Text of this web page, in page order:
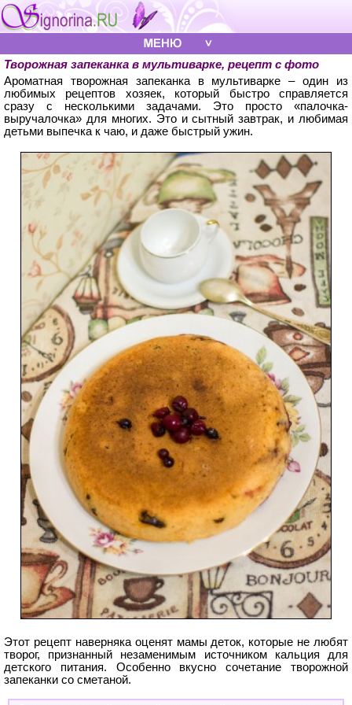
Творожная запеканка в мультиварке, рецепт с фото
Ароматная творожная запеканка в мультиварке – один из
любимых рецептов хозяек, который быстро справляется
сразу с несколькими задачами. Это просто «палочка-
выручалочка» для многих. Это и сытный завтрак, и любимая
детьми выпечка к чаю, и даже быстрый ужин.
Этот рецепт наверняка оценят мамы деток, которые не любят
творог, признанный незаменимым источником кальция для
детского питания. Особенно вкусно сочетание творожной
запеканки со сметаной.